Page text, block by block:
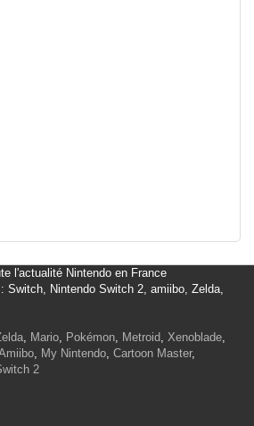
l'actualité Nintendo en France
Switch, Nintendo Switch 2, amiibo, Zelda,
, Mario, Pokémon, Metroid, Xenoblade,
, My Nintendo, Cartoon Master,
2